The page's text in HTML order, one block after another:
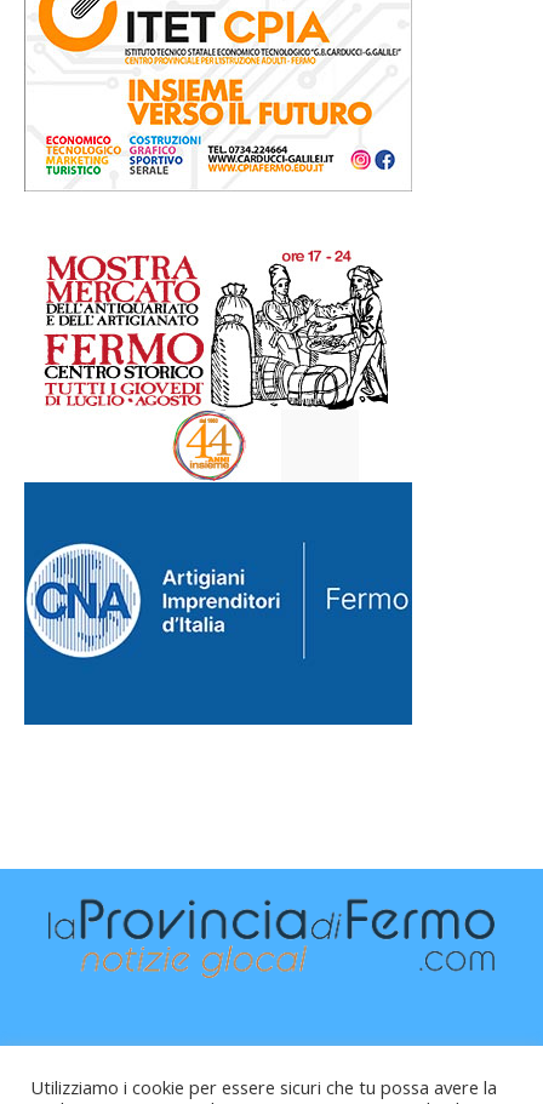
Utilizziamo i cookie per essere sicuri che tu possa avere la